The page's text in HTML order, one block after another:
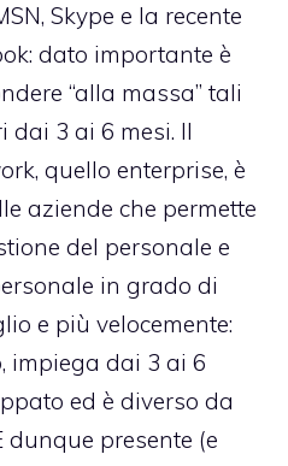
Skype e la recente
dato importante è
“alla massa” tali
dai 3 ai 6 mesi. Il
quello enterprise, è
aziende che permette
del personale e
in grado di
e più velocemente:
impiega dai 3 ai 6
ed è diverso da
presente (e